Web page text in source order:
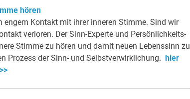
hören
Kontakt mit ihrer inneren Stimme. Sind wir
verloren. Der Sinn-Experte und Persönlichkeits-
Stimme zu hören und damit neuen Lebenssinn zu
Prozess der Sinn- und Selbstverwirklichung. hier